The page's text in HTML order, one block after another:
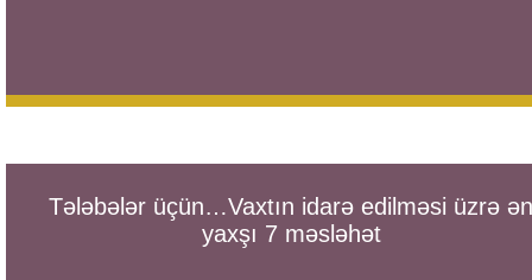
Tələbələr üçün…Vaxtın idarə edilməsi üzrə ən
yaxşı 7 məsləhət